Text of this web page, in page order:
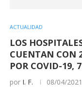
ACTUALIDAD
LOS
CUENTAN CON
POR COVID-19,
por I. F. 08/04/2021